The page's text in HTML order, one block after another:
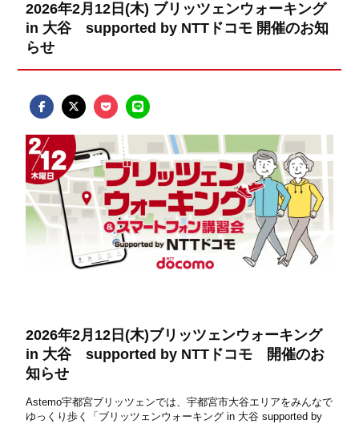
2026年2月12日(木) ブリッツェンウォーキング
in 大谷 supported by NTTドコモ 開催のお知
らせ
2026年2月12日(木)ブリッツェンウォーキング
in 大谷 supported by NTTドコモ 開催のお
知らせ
Astemo宇都宮ブリッツェンでは、宇都宮市大谷エリアをみんなで
ゆっくり歩く「ブリッツェンウォーキング in 大谷 supported by